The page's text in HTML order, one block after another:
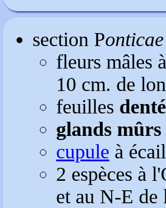
section Ponticae
fleurs mâles à
10 cm. de
feuilles
glands mûrs
cupule à
2 espèces à
et au N-E de